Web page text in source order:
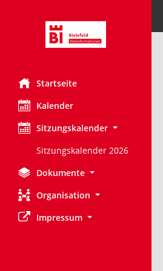
Startseite
Kalender
Sitzungskalender
Sitzungskalender 2026
Dokumente
Organisation
Impressum